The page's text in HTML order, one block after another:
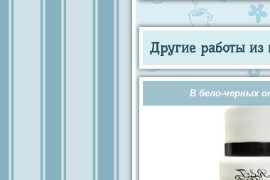
Другие работы из
В бело-черных